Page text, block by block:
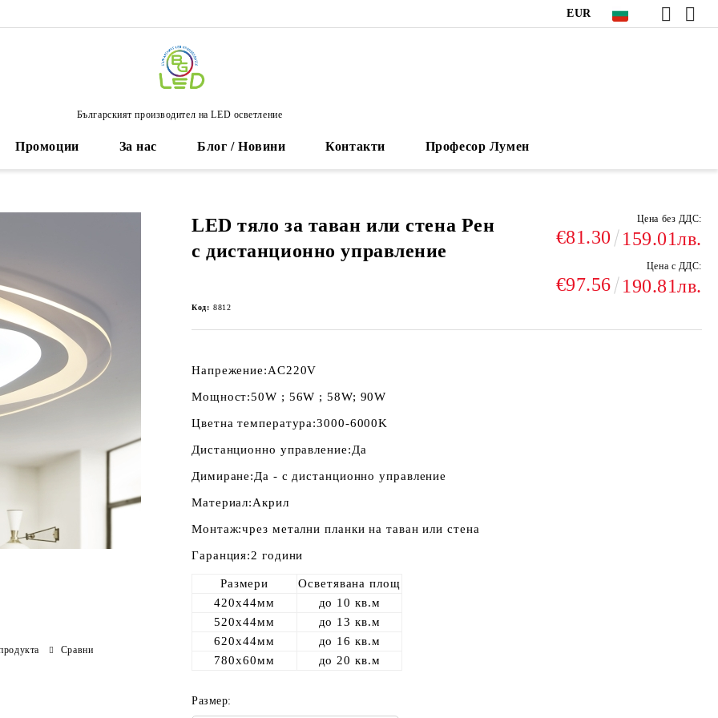
EUR
Българският производител на LED осветление
Промоции За нас Блог / Новини Контакти Професор Лумен
LED тяло за таван или стена Рен
с дистанционно управление
Цена без ДДС:
€81.30 159.01лв.
Цена с ДДС:
€97.56 190.81лв.
Код: 8812
Напрежение:AC220V
Мощност:50W ; 56W ; 58W; 90W
Цветна температура:3000-6000K
Дистанционно управление:Да
Димиране:Да - с дистанционно управление
Материал:Акрил
Монтаж:чрез метални планки на таван или стена
Гаранция:2 години
Размери
Осветявана площ
420х44мм
до 10 кв.м
520х44мм
до 13 кв.м
620х44мм
до 16 кв.м
780х60мм
до 20 кв.м
Размер:
Сравни